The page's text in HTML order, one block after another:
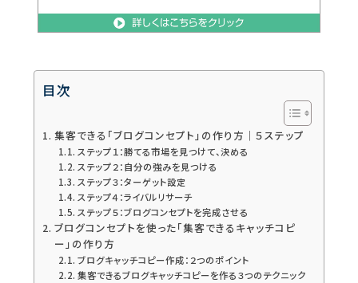
目次
集客できる「ブログコンセプト」の作り方｜５ステップ
ステップ１：勝てる市場を見つけて、決める
ステップ２：自分の強みを見つける
ステップ３：ターゲット設定
ステップ４：ライバルリサーチ
ステップ５：ブログコンセプトを完成させる
ブログコンセプトを使った「集客できるキャッチコピ
ー」の作り方
ブログキャッチコピー作成：２つのポイント
集客できるブログキャッチコピーを作る３つのテクニック